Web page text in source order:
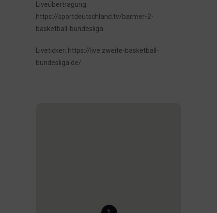
Liveübertragung:
https://sportdeutschland.tv/barmer-2-
basketball-bundesliga
Liveticker: https://live.zweite-basketball-
bundesliga.de/